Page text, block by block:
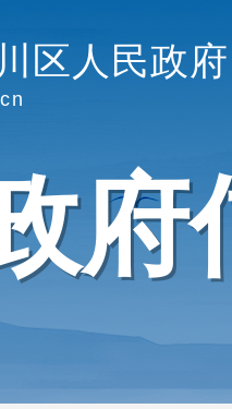
区人民政府
府